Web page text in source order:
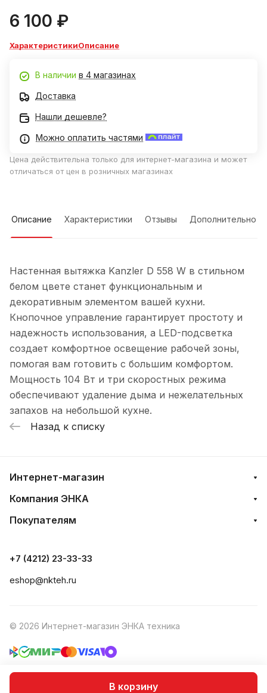
6 100 ₽
В корзину
ХарактеристикиОписание
В наличии в 4 магазинах
Доставка
Нашли дешевле?
Можно оплатить частями
Цена действительна только для интернет-магазина и может
отличаться от цен в розничных магазинах
Описание Характеристики Отзывы Дополнительно
Настенная вытяжка Kanzler D 558 W в стильном
белом цвете станет функциональным и
декоративным элементом вашей кухни.
Кнопочное управление гарантирует простоту и
надежность использования, а LED-подсветка
создает комфортное освещение рабочей зоны,
помогая вам готовить с большим комфортом.
Мощность 104 Вт и три скоростных режима
обеспечивают удаление дыма и нежелательных
запахов на небольшой кухне.
Назад к списку
Интернет-магазин
Компания ЭНКА
Покупателям
+7 (4212) 23-33-33
eshop@nkteh.ru
© 2026 Интернет-магазин ЭНКА техника